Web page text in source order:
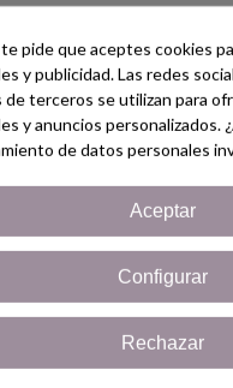
Goma Para El
3,95 €
Goma para
elástico y
Añadir Al
Goma Para El
Regístrate hoy y
Solo por ser nuevo
¡Quiero mi
Cerrar
pide que aceptes cookies
y publicidad. Las redes
de terceros se utilizan para
y anuncios personalizados.
de datos personales
Aceptar
Configurar
Rechazar